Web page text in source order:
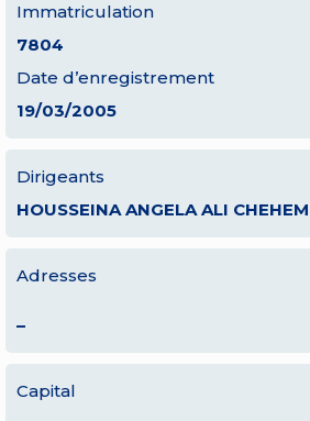
Immatriculation
7804
Date d’enregistrement
19/03/2005
Dirigeants
HOUSSEINA ANGELA ALI CHEHEM
Adresses
–
Capital